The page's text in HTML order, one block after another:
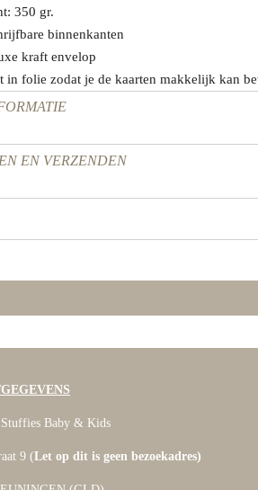
350 gr.
binnenkanten
kraft envelop
in folie zodat je de kaarten makkelijk kan
EN VERZENDEN
Baby & Kids
9 (Let op dit is geen bezoekadres)